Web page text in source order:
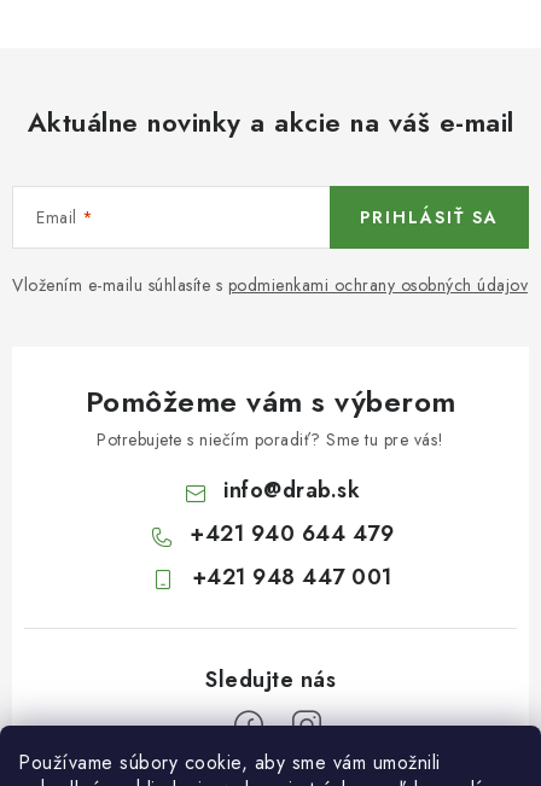
Používame súbory cookie, aby sme vám umožnili
Aktuálne novinky a akcie na váš e-mail
Email
Vložením e-mailu súhlasíte s podmienkami ochrany osobných údajov
PRIHLÁSIŤ SA
Pomôžeme vám s výberom
Potrebujete s niečím poradiť? Sme tu pre vás!
info@drab.sk
+421 940 644 479
+421 948 447 001